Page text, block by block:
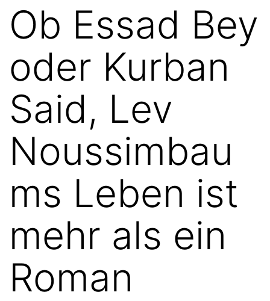
Ob Essad Bey
oder Kurban
Said, Lev
Noussimbau
ms Leben ist
mehr als ein
Roman